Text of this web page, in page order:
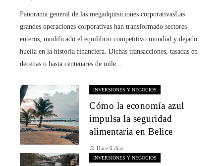
Panorama general de las megadquisiciones corporativasLas
grandes operaciones corporativas han transformado sectores
enteros, modificado el equilibrio competitivo mundial y dejado
huella en la historia financiera. Dichas transacciones, tasadas en
decenas o hasta centenares de mile...
INVERSIONES Y NEGOCIOS
Cómo la economía azul
impulsa la seguridad
alimentaria en Belice
Hace 6 días
INVERSIONES Y NEGOCIOS